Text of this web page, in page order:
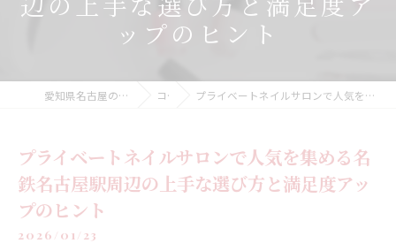
ップのヒント
愛知県名古屋のネイルならnailsalon magicpop コラム プライベートネイルサロンで人気を集める名鉄名古屋駅周辺の上手な選び方と満足度アップのヒント
プライベートネイルサロンで人気を集める名
鉄名古屋駅周辺の上手な選び方と満足度アッ
プのヒント
2026/01/23